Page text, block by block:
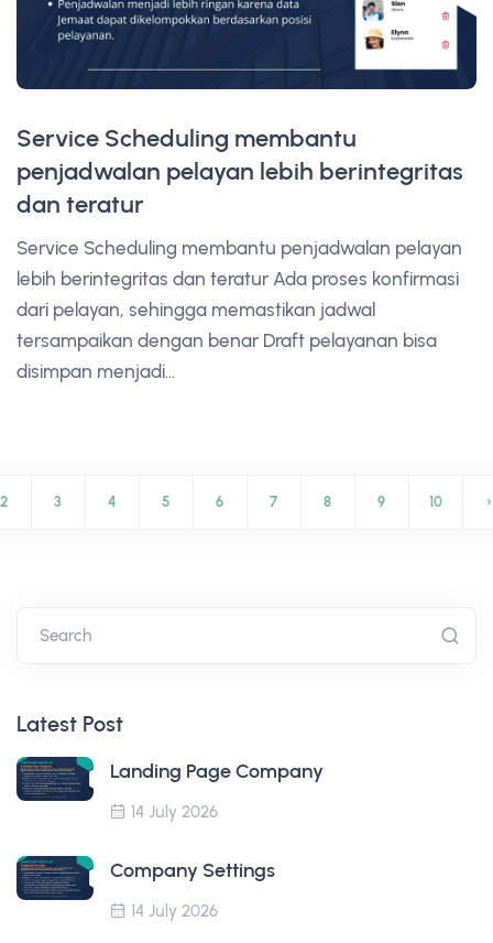
Service Scheduling membantu
penjadwalan pelayan lebih berintegritas
dan teratur
Service Scheduling membantu penjadwalan pelayan
lebih berintegritas dan teratur Ada proses konfirmasi
dari pelayan, sehingga memastikan jadwal
tersampaikan dengan benar Draft pelayanan bisa
disimpan menjadi...
2 3 4 5 6 7 8 9 10 ›
Search
Latest Post
Landing Page Company
14 July 2026
Company Settings
14 July 2026